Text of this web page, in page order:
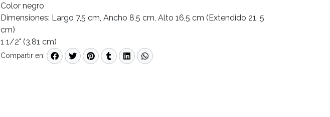
Color negro
Dimensiones: Largo 7,5 cm, Ancho 8,5 cm, Alto 16,5 cm (Extendido 21, 5
cm)
1 1/2" (3,81 cm)
Compartir en: